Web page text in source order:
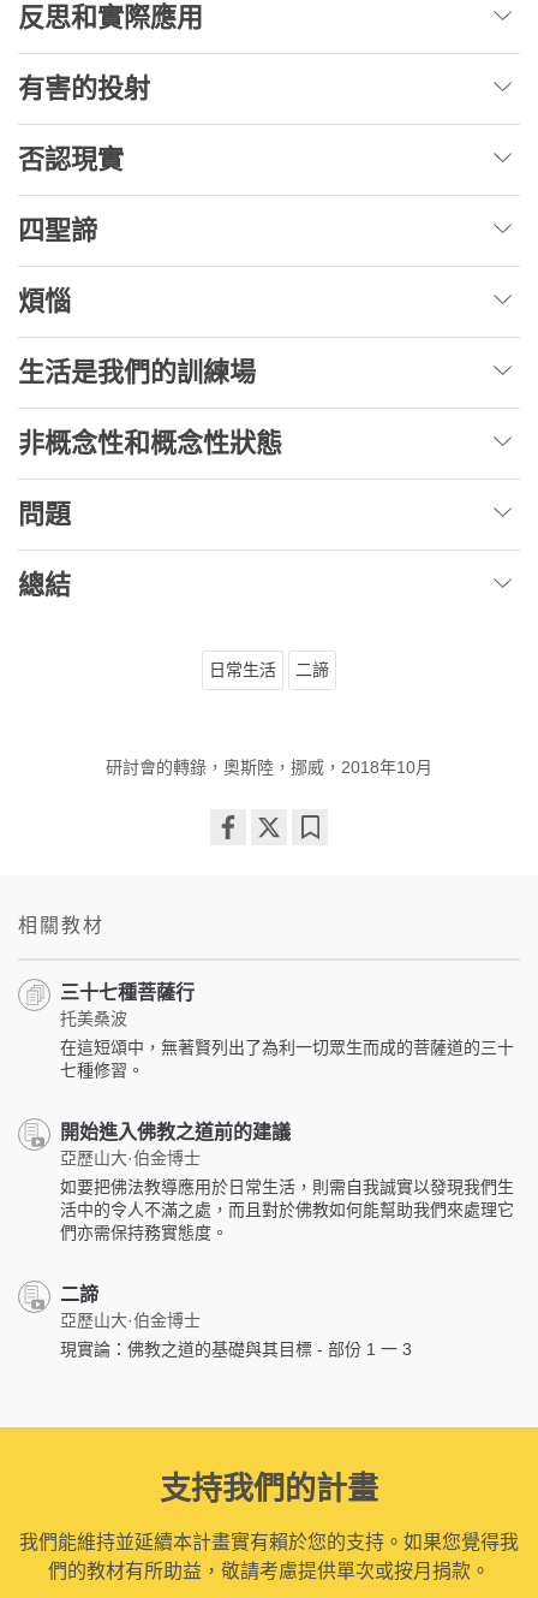
反思和實際應用
有害的投射
否認現實
四聖諦
煩惱
生活是我們的訓練場
非概念性和概念性狀態
問題
總結
日常生活 二諦
研討會的轉錄，奧斯陸，挪威，2018年10月
相關教材
三十七種菩薩行
托美桑波
在這短頌中，無著賢列出了為利一切眾生而成的菩薩道的三十
七種修習。
開始進入佛教之道前的建議
亞歷山大·伯金博士
如要把佛法教導應用於日常生活，則需自我誠實以發現我們生
活中的令人不滿之處，而且對於佛教如何能幫助我們來處理它
們亦需保持務實態度。
二諦
亞歷山大·伯金博士
現實論：佛教之道的基礎與其目標 - 部份 1 一 3
支持我們的計畫
我們能維持並延續本計畫實有賴於您的支持。如果您覺得我
們的教材有所助益，敬請考慮提供單次或按月捐款。